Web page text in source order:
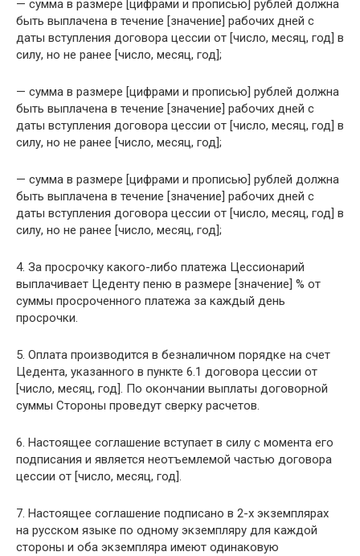
— сумма в размере [цифрами и прописью] рублей должна
быть выплачена в течение [значение] рабочих дней с
даты вступления договора цессии от [число, месяц, год] в
силу, но не ранее [число, месяц, год];
— сумма в размере [цифрами и прописью] рублей должна
быть выплачена в течение [значение] рабочих дней с
даты вступления договора цессии от [число, месяц, год] в
силу, но не ранее [число, месяц, год];
— сумма в размере [цифрами и прописью] рублей должна
быть выплачена в течение [значение] рабочих дней с
даты вступления договора цессии от [число, месяц, год] в
силу, но не ранее [число, месяц, год];
4. За просрочку какого-либо платежа Цессионарий
выплачивает Цеденту пеню в размере [значение] % от
суммы просроченного платежа за каждый день
просрочки.
5. Оплата производится в безналичном порядке на счет
Цедента, указанного в пункте 6.1 договора цессии от
[число, месяц, год]. По окончании выплаты договорной
суммы Стороны проведут сверку расчетов.
6. Настоящее соглашение вступает в силу с момента его
подписания и является неотъемлемой частью договора
цессии от [число, месяц, год].
7. Настоящее соглашение подписано в 2-х экземплярах
на русском языке по одному экземпляру для каждой
стороны и оба экземпляра имеют одинаковую